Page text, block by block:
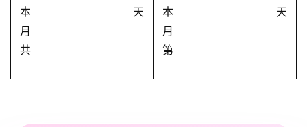
本
月
共
天
本
月
第
天